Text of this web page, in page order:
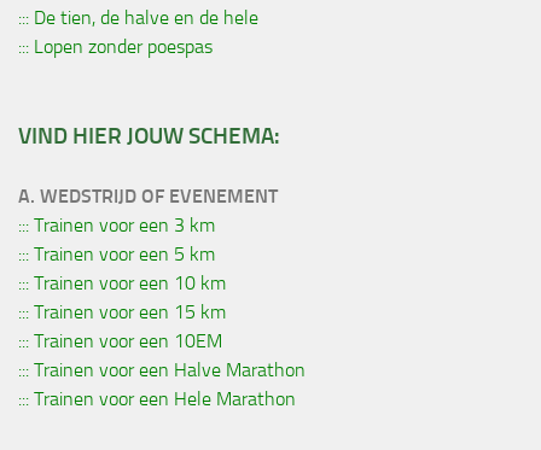
::: De tien, de halve en de hele
::: Lopen zonder poespas
VIND HIER JOUW SCHEMA:
A. WEDSTRIJD OF EVENEMENT
::: Trainen voor een 3 km
::: Trainen voor een 5 km
::: Trainen voor een 10 km
::: Trainen voor een 15 km
::: Trainen voor een 10EM
::: Trainen voor een Halve Marathon
::: Trainen voor een Hele Marathon